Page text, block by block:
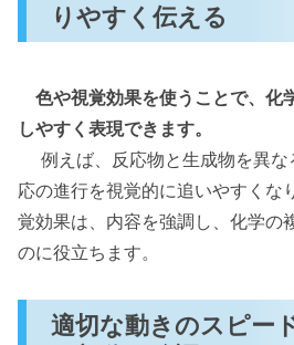
りやすく伝える
色や視覚効果を使うことで、化
しやすく表現できます。
例えば、反応物と生成物を異な
応の進行を視覚的に追いやすくな
覚効果は、内容を強調し、化学の
のに役立ちます。
適切な動きのスピー